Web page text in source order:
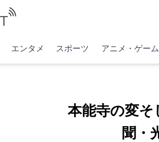
エンタメ スポーツ アニメ・ゲーム
本能寺の変
聞・